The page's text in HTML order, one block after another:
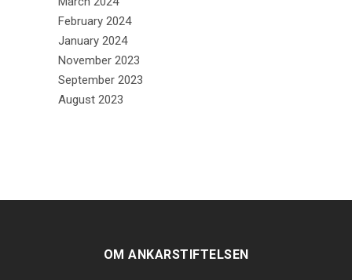
February 2024
January 2024
November 2023
September 2023
August 2023
OM ANKARSTIFTELSEN